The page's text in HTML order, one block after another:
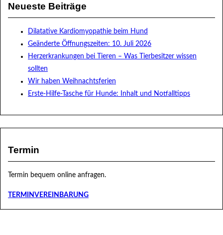
Neueste Beiträge
Dilatative Kardiomyopathie beim Hund
Geänderte Öffnungszeiten: 10. Juli 2026
Herzerkrankungen bei Tieren – Was Tierbesitzer wissen
sollten
Wir haben Weihnachtsferien
Erste-Hilfe-Tasche für Hunde: Inhalt und Notfalltipps
Termin
Termin bequem online anfragen.
TERMINVEREINBARUNG